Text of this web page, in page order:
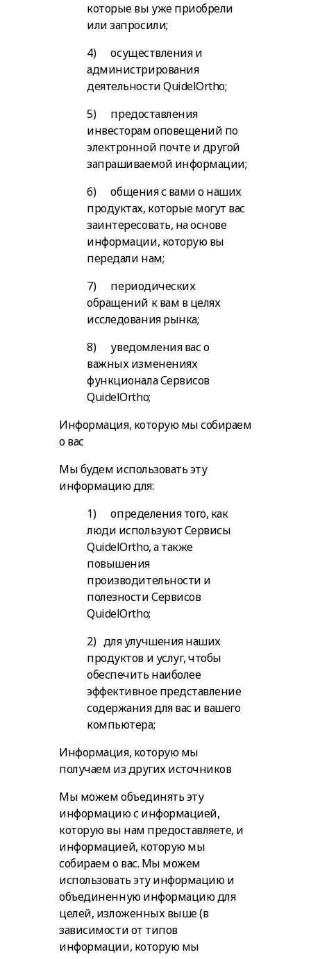
которые вы уже приобрели
или запросили;
4) осуществления и
администрирования
деятельности QuidelOrtho;
5) предоставления
инвесторам оповещений по
электронной почте и другой
запрашиваемой информации;
6) общения с вами о наших
продуктах, которые могут вас
заинтересовать, на основе
информации, которую вы
передали нам;
7) периодических
обращений к вам в целях
исследования рынка;
8) уведомления вас о
важных изменениях
функционала Сервисов
QuidelOrtho;
Информация, которую мы собираем
о вас
Мы будем использовать эту
информацию для:
1) определения того, как
люди используют Сервисы
QuidelOrtho, а также
повышения
производительности и
полезности Сервисов
QuidelOrtho;
2) для улучшения наших
продуктов и услуг, чтобы
обеспечить наиболее
эффективное представление
содержания для вас и вашего
компьютера;
Информация, которую мы
получаем из других источников
Мы можем объединять эту
информацию с информацией,
которую вы нам предоставляете, и
информацией, которую мы
собираем о вас. Мы можем
использовать эту информацию и
объединенную информацию для
целей, изложенных выше (в
зависимости от типов
информации, которую мы